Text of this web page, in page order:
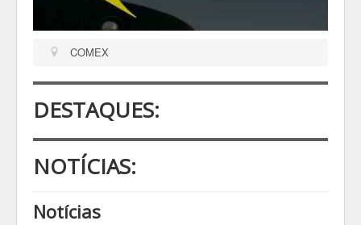
COMEX
DESTAQUES:
NOTÍCIAS:
Notícias